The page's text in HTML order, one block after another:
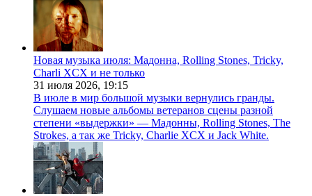
Новая музыка июля: Мадонна, Rolling Stones, Tricky,
Charli XCX и не только
31 июля 2026, 19:15
В июле в мир большой музыки вернулись гранды.
Слушаем новые альбомы ветеранов сцены разной
степени «выдержки» — Мадонны, Rolling Stones, The
Strokes, а так же Tricky, Charlie XCX и Jack White.